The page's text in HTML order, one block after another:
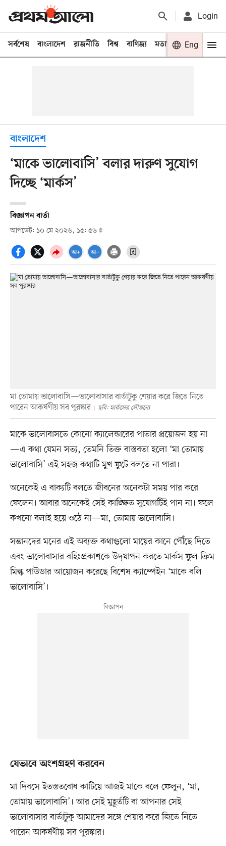
Login
সর্বশেষ বাংলাদেশ রাজনীতি বিশ্ব বাণিজ্য মতামত খেলা
Eng
বাংলাদেশ
‘মাকে ভালোবাসি’ বলার দারুণ সুযোগ
দিচ্ছে ‘মার্কস’
বিজ্ঞাপন বার্তা
আপডেট: ১০ মে ২০২৬, ১৫: ৫৬
মা তোমায় ভালোবাসি—ভালোবাসার বার্তাটুকু শেয়ার করে জিতে নিতে
পারেন আকর্ষণীয় সব পুরস্কার
ছবি: মার্কসের সৌজন্যে
মাকে ভালোবাসতে কোনো ক্যালেন্ডারের পাতার প্রয়োজন হয় না
—এ কথা যেমন সত্য, তেমনি তিক্ত বাস্তবতা হলো ‘মা তোমায়
ভালোবাসি’ এই সহজ কথাটি মুখ ফুটে বলতে না পারা।
অনেকেই এ বাক্যটি বলতে জীবনের অনেকটা সময় পার করে
ফেলেন। আবার অনেকেই সেই কাঙ্ক্ষিত সুযোগটিই পান না। ফলে
কখনো বলাই হয়ে ওঠে না—মা, তোমায় ভালোবাসি।
সন্তানদের মনের এই অব্যক্ত কথাগুলো মায়ের কানে পৌঁছে দিতে
এবং ভালোবাসার বহিঃপ্রকাশকে উদ্‌যাপন করতে মার্কস ফুল ক্রিম
মিল্ক পাউডার আয়োজন করেছে বিশেষ ক্যাম্পেইন ‘মাকে বলি
ভালোবাসি’।
যেভাবে অংশগ্রহণ করবেন
মা দিবসে ইতস্ততবোধ কাটিয়ে আজই মাকে বলে ফেলুন, ‘মা,
তোমায় ভালোবাসি’। আর সেই মুহূর্তটি বা আপনার সেই
ভালোবাসার বার্তাটুকু আমাদের সঙ্গে শেয়ার করে জিতে নিতে
পারেন আকর্ষণীয় সব পুরস্কার।